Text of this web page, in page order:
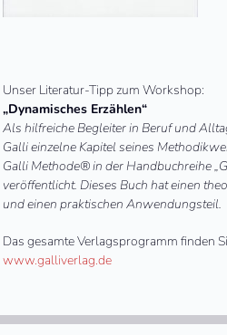
Unser Literatur-Tipp zum Workshop:
„Dynamisches Erzählen“
Als hilfreiche Begleiter in Beruf und
Galli einzelne Kapitel seines
Galli Methode® in der Handbuchreihe
veröffentlicht. Dieses Buch hat einen
und einen praktischen Anwendungsteil.
Das gesamte Verlagsprogramm finden
www.galliverlag.de